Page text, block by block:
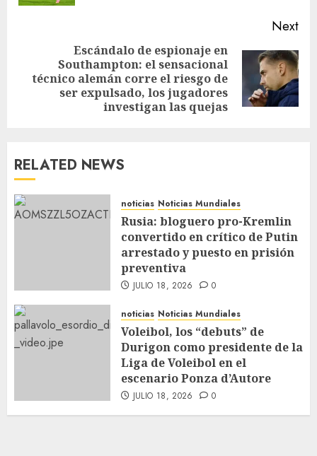
Next
Escándalo de espionaje en
Southampton: el sensacional
técnico alemán corre el riesgo de
ser expulsado, los jugadores
investigan las quejas
RELATED NEWS
noticias Noticias Mundiales
Rusia: bloguero pro-Kremlin
convertido en crítico de Putin
arrestado y puesto en prisión
preventiva
JULIO 18, 2026 0
noticias Noticias Mundiales
Voleibol, los “debuts” de
Durigon como presidente de la
Liga de Voleibol en el
escenario Ponza d’Autore
JULIO 18, 2026 0